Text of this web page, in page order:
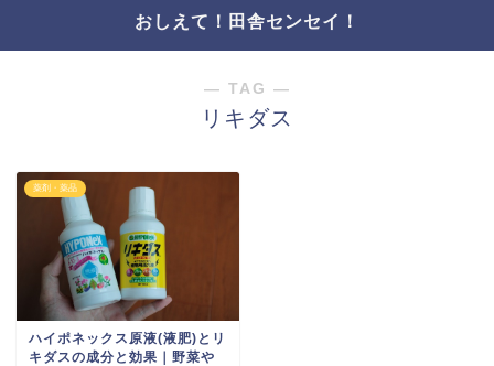
おしえて！田舎センセイ！
― TAG ―
リキダス
薬剤・薬品
ハイポネックス原液(液肥)とリ
キダスの成分と効果｜野菜や